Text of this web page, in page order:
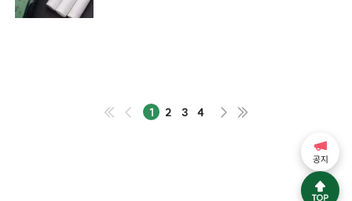
1 2 3 4
공지